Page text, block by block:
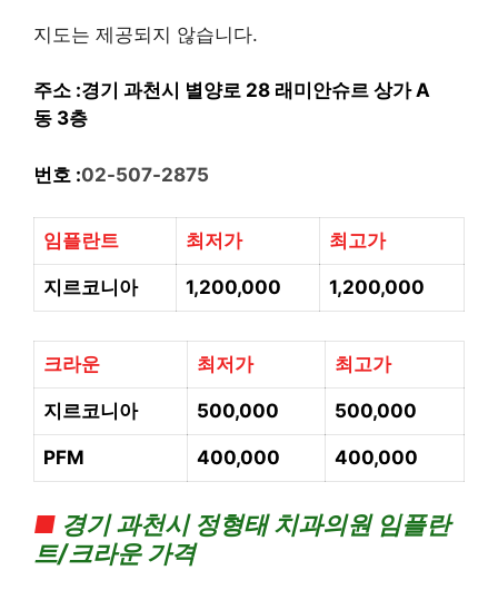
지도는 제공되지 않습니다.
주소 :경기 과천시 별양로 28 래미안슈르 상가 A
동 3층
번호 :02-507-2875
임플란트 최저가 최고가
지르코니아 1,200,000 1,200,000
크라운 최저가 최고가
지르코니아 500,000 500,000
PFM 400,000 400,000
■ 경기 과천시 정형태 치과의원 임플란
트/크라운 가격